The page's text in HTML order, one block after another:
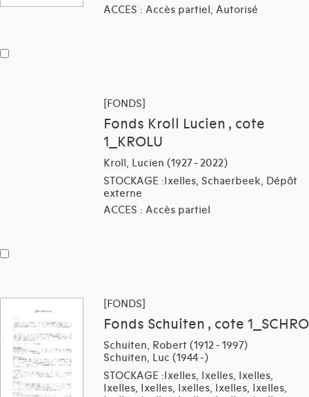
ACCES : Accès partiel, Autorisé
[FONDS]
Fonds Kroll Lucien , cote
1_KROLU
Kroll, Lucien (1927 - 2022)
STOCKAGE :Ixelles, Schaerbeek, Dépôt
externe
ACCES : Accès partiel
[FONDS]
Fonds Schuiten , cote 1_SCHRO
Schuiten, Robert (1912 - 1997)
Schuiten, Luc (1944 -)
STOCKAGE :Ixelles, Ixelles, Ixelles,
Ixelles, Ixelles, Ixelles, Ixelles, Ixelles,